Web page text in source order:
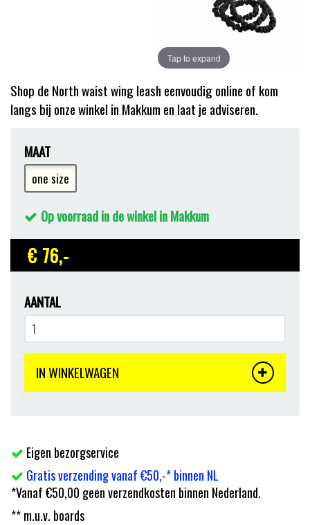
Tap to expand
Shop de North waist wing leash eenvoudig online of kom
langs bij onze winkel in Makkum en laat je adviseren.
MAAT
one size
Op voorraad in de winkel in Makkum
€ 76,-
AANTAL
IN WINKELWAGEN
Eigen bezorgservice
Gratis verzending vanaf €50,-* binnen NL
*Vanaf €50,00 geen verzendkosten binnen Nederland.
** m.u.v. boards